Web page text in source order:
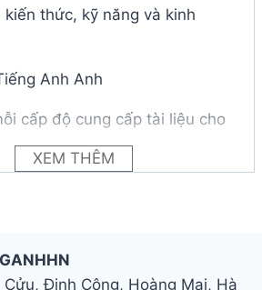
kiến thức, kỹ năng và kinh
Anh Anh
cấp độ cung cấp tài liệu cho
dạy
tuổi teen
XEM THÊM
Định Công, Hoàng Mai, Hà